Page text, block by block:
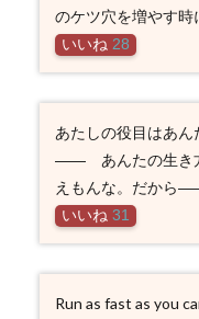
のケツ穴を増やす時
いいね 28
あたしの役目はあ
―― あんたの生き
えもんな。だから
いいね 31
Run as fast as you